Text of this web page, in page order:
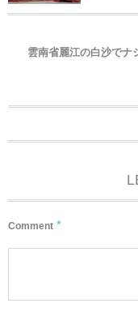
雲南省麗江の白沙でナ
Comment *